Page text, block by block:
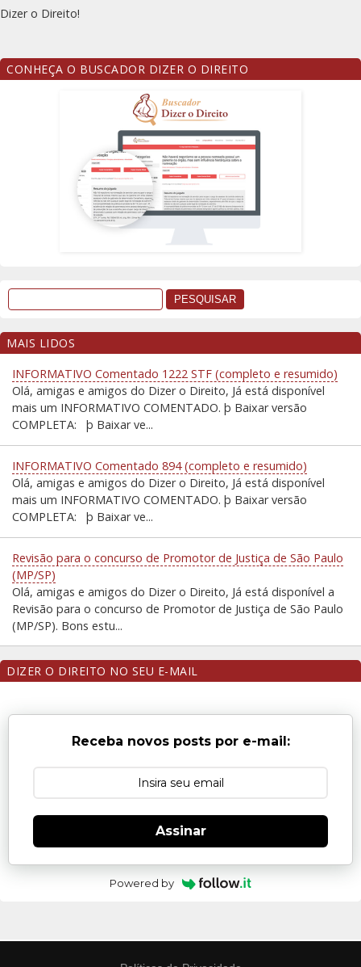
Dizer o Direito!
CONHEÇA O BUSCADOR DIZER O DIREITO
MAIS LIDOS
INFORMATIVO Comentado 1222 STF (completo e resumido)
Olá, amigas e amigos do Dizer o Direito, Já está disponível
mais um INFORMATIVO COMENTADO. þ Baixar versão
COMPLETA: þ Baixar ve...
INFORMATIVO Comentado 894 (completo e resumido)
Olá, amigas e amigos do Dizer o Direito, Já está disponível
mais um INFORMATIVO COMENTADO. þ Baixar versão
COMPLETA: þ Baixar ve...
Revisão para o concurso de Promotor de Justiça de São Paulo
(MP/SP)
Olá, amigas e amigos do Dizer o Direito, Já está disponível a
Revisão para o concurso de Promotor de Justiça de São Paulo
(MP/SP). Bons estu...
DIZER O DIREITO NO SEU E-MAIL
Receba novos posts por e-mail:
Assinar
Powered by